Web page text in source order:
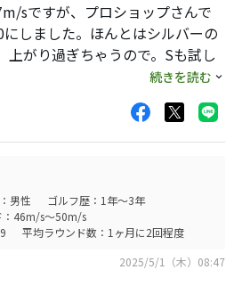
sですが、プロショップさんで
しました。ほんとはシルバーの
上がり過ぎちゃうので。Sも試し
硬く感じました。ウェッジは
ホワイトのRで繋がりはバッチリ
ドスターなので、シャフトが少し
いです。ウエイトフローに否定
けれど、ウッドやUTも番手で重
ので、個人的には理にかなって
のDGの撓りに最も近いのが、
楽したい人にはオススメです。あ
105と大差ないですが、少しインパ
続きを読む
男性
ゴルフ歴：1年～3年
：46m/s～50m/s
平均ラウンド数：1ヶ月に2回程度
2025/5/1（木）08:47